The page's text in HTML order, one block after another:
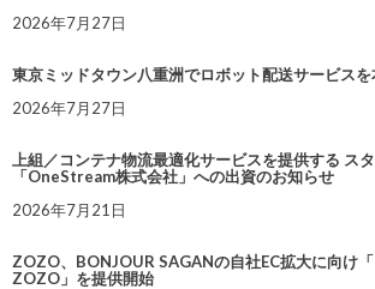
2026年7月27日
東京ミッドタウン八重洲でロボット配送サービス
2026年7月27日
上組／コンテナ物流最適化サービスを提供する ス
「OneStream株式会社」への出資のお知らせ
2026年7月21日
ZOZO、BONJOUR SAGANの自社EC拡大に向け
ZOZO」を提供開始